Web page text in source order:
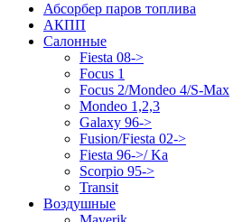
Абсорбер паров топлива
АКПП
Салонные
Fiesta 08->
Focus 1
Focus 2/Mondeo 4/S-Max
Mondeo 1,2,3
Galaxy 96->
Fusion/Fiesta 02->
Fiesta 96->/ Ka
Scorpio 95->
Transit
Воздушные